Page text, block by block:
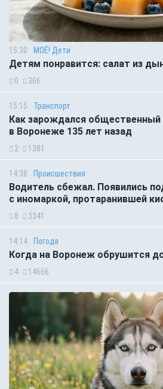
15:30 МОЁ! Дети
Детям понравится: салат из
0 366
15:15 Транспорт
Как зарождался общественный
в Воронеже 135 лет назад
2 1381
14:38 Происшествия
Водитель сбежал. Появились
с иномаркой, протаранившей
8 3341
14:14 Погода
Когда на Воронеж обрушится
4 14666